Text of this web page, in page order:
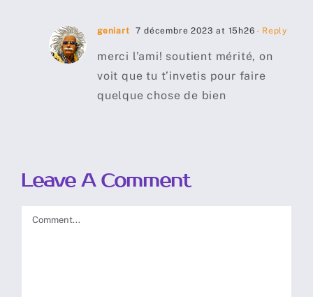
geniart 7 décembre 2023 at 15h26 - Reply
merci l’ami! soutient mérité, on
voit que tu t’invetis pour faire
quelque chose de bien
Leave A Comment
Comment